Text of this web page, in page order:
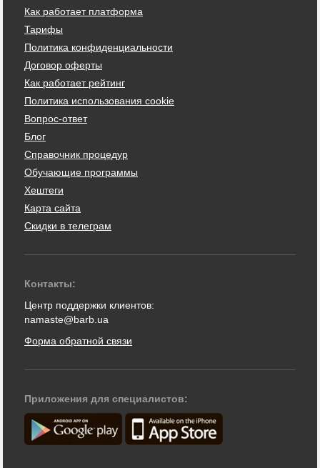
Как работает платформа
Тарифы
Политика конфиденциальности
Договор оферты
Как работает рейтинг
Политика использования cookie
Вопрос-ответ
Блог
Справочник процедур
Обучающие программы
Хештеги
Карта сайта
Скидки в телеграм
Контакты:
Центр поддержки клиентов:
namaste@barb.ua
Форма обратной связи
Приложения для специалистов: